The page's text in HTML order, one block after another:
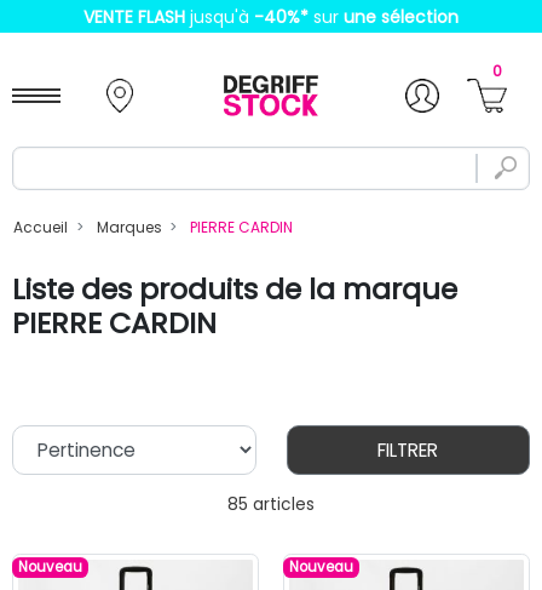
VENTE FLASH jusqu'à -40%* sur une sélection
0
Accueil Marques PIERRE CARDIN
Liste des produits de la marque
PIERRE CARDIN
85 articles
FILTRER
Nouveau Nouveau